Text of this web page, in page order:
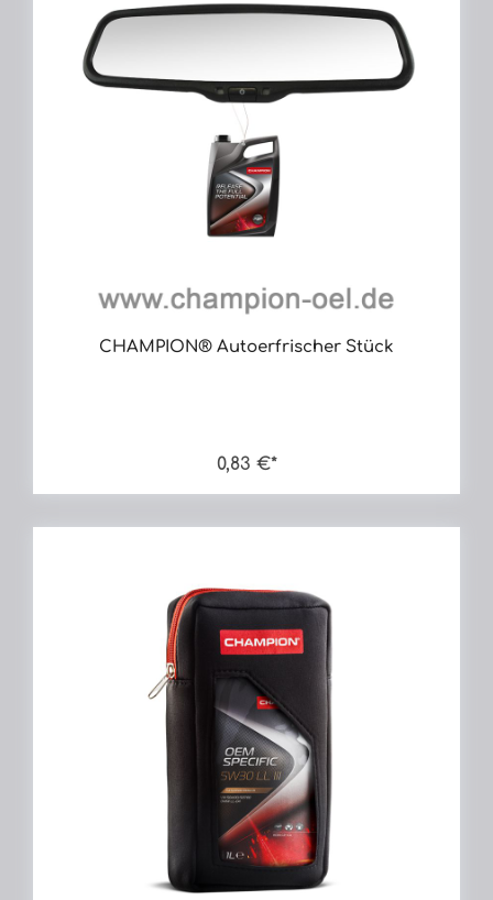
CHAMPION® Autoerfrischer Stück
0,83 €*